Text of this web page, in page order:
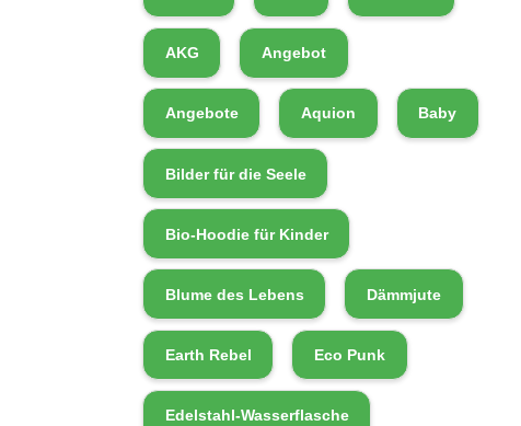
AKG Angebot
Angebote Aquion Baby
Bilder für die Seele
Bio-Hoodie für Kinder
Blume des Lebens Dämmjute
Earth Rebel Eco Punk
Edelstahl-Wasserflasche